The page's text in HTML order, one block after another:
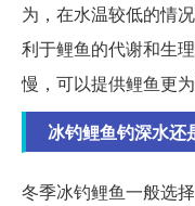
为，在水温较低的情
利于鲤鱼的代谢和生
慢，可以提供鲤鱼更
冰钓鲤鱼钓深水还
冬季冰钓鲤鱼一般选